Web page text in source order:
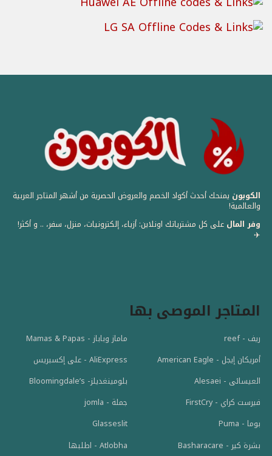
الكوبون يمنحك أحدث أكواد الخصم والعروض الحصرية من أشهر المتاجر العربية
والعالمية! ️
وفر المال على كل مشترياتك اونلاين: أزياء، إلكترونيات، منزل، سفر، .. و أكثر!
✈️
المتاجر الموصى بها
ريف - reef
ماماز وباباز - Mamas & Papas
أمريكان إيجل - American Eagle
AliExpress - على إكسبريس
العيسائى - Alesaei
بلومينغديلز- Bloomingdale’s
فيرست كراي - FirstCry
جملة - jomla
بوما - Puma
Glasseslit
بشرة كير - Basharacare
Atlobha - اطلبها